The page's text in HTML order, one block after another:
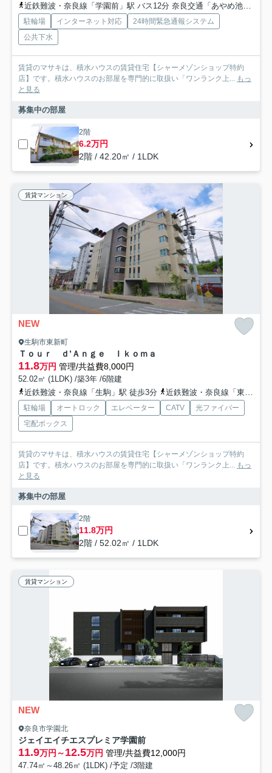
近鉄難波・奈良線「学園前」駅 バス12分 奈良交通「あやめ池南六丁目」 停歩6分
駐輪場 インターネット対応
24時間緊急通報システム
公共下水
賃貸のマサキは、積水ハウスの賃貸住宅【シャーメゾンショップ特約
店】です。積水ハウスのお部屋を専門的に取扱い「ワンランク上...
もっ
と見る
募集中の部屋
2階
6.2万円
2階 / 42.20㎡ / 1LDK
賃貸マンション
NEW
生駒市東新町
Ｔｏｕｒ ｄ’Ａｎｇｅ Ｉｋｏｍａ
11.8万円 管理/共益費8,000円
52.02㎡ (1LDK) /築3年 /6階建
近鉄難波・奈良線「生駒」駅 徒歩3分
近鉄難波・奈良線「東生駒」駅 徒歩13分
駐輪場 オートロック エレベーター CATV
光ファイバー
宅配ボックス
賃貸のマサキは、積水ハウスの賃貸住宅【シャーメゾンショップ特約
店】です。積水ハウスのお部屋を専門的に取扱い「ワンランク上...
もっ
と見る
募集中の部屋
2階
11.8万円
2階 / 52.02㎡ / 1LDK
賃貸マンション
NEW
奈良市学園北
ジェイエイチエスプレミア学園前
11.9万円～12.5万円 管理/共益費12,000円
47.74㎡～48.26㎡ (1LDK) /予定 /3階建